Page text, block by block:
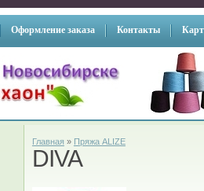
Оформление заказа Контакты
Главная » Пряжа ALIZE
DIVA